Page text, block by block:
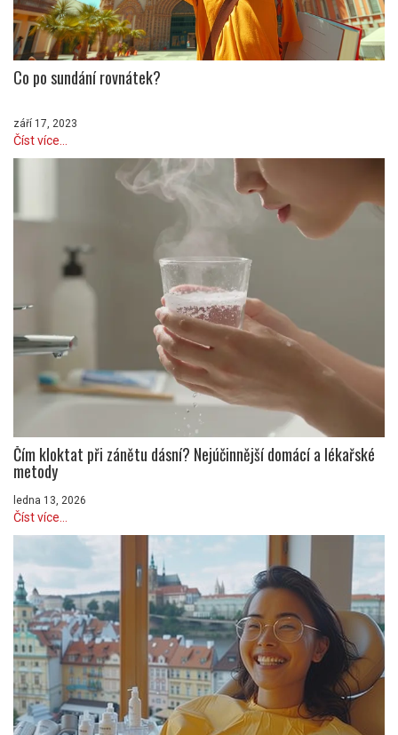
Co po sundání rovnátek?
září 17, 2023
Číst více...
Čím kloktat při zánětu dásní? Nejúčinnější domácí a lékařské
metody
ledna 13, 2026
Číst více...